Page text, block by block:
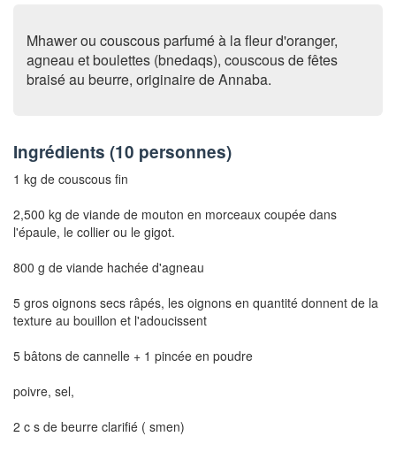
Mhawer ou couscous parfumé à la fleur d'oranger,
agneau et boulettes (bnedaqs), couscous de fêtes
braisé au beurre, originaire de Annaba.
Ingrédients (10 personnes)
1 kg de couscous fin
2,500 kg de viande de mouton en morceaux coupée dans
l'épaule, le collier ou le gigot.
800 g de viande hachée d'agneau
5 gros oignons secs râpés, les oignons en quantité donnent de la
texture au bouillon et l'adoucissent
5 bâtons de cannelle + 1 pincée en poudre
poivre, sel,
2 c s de beurre clarifié ( smen)